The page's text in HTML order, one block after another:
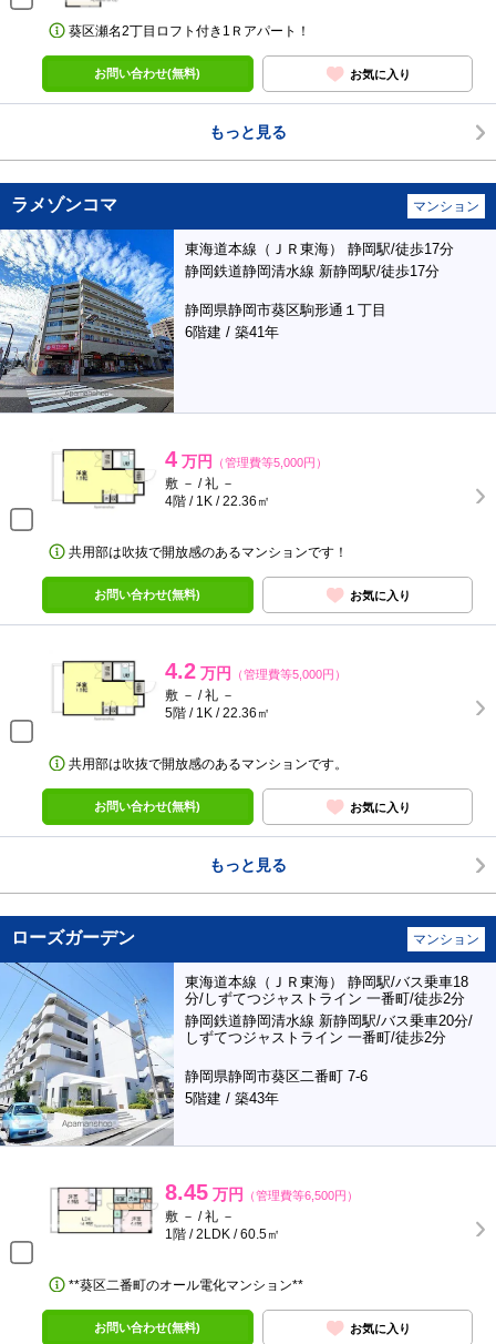
葵区瀬名2丁目ロフト付き1Ｒアパート！
お問い合わせ(無料) お気に入り
もっと見る
ラメゾンコマ マンション
東海道本線（ＪＲ東海） 静岡駅/徒歩17分
静岡鉄道静岡清水線 新静岡駅/徒歩17分
静岡県静岡市葵区駒形通１丁目
6階建 / 築41年
4 万円 （管理費等5,000円）
敷 － / 礼 －
4階 / 1K / 22.36㎡
共用部は吹抜で開放感のあるマンションです！
お問い合わせ(無料) お気に入り
4.2 万円 （管理費等5,000円）
敷 － / 礼 －
5階 / 1K / 22.36㎡
共用部は吹抜で開放感のあるマンションです。
お問い合わせ(無料) お気に入り
もっと見る
ローズガーデン マンション
東海道本線（ＪＲ東海） 静岡駅/バス乗車18
分/しずてつジャストライン 一番町/徒歩2分
静岡鉄道静岡清水線 新静岡駅/バス乗車20分/
しずてつジャストライン 一番町/徒歩2分
静岡県静岡市葵区二番町 7-6
5階建 / 築43年
8.45 万円 （管理費等6,500円）
敷 － / 礼 －
1階 / 2LDK / 60.5㎡
**葵区二番町のオール電化マンション**
お問い合わせ(無料) お気に入り